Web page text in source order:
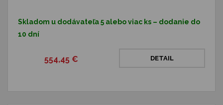
Skladom u dodávateľa 5 alebo viac ks – dodanie do
10 dní
554,45 € DETAIL